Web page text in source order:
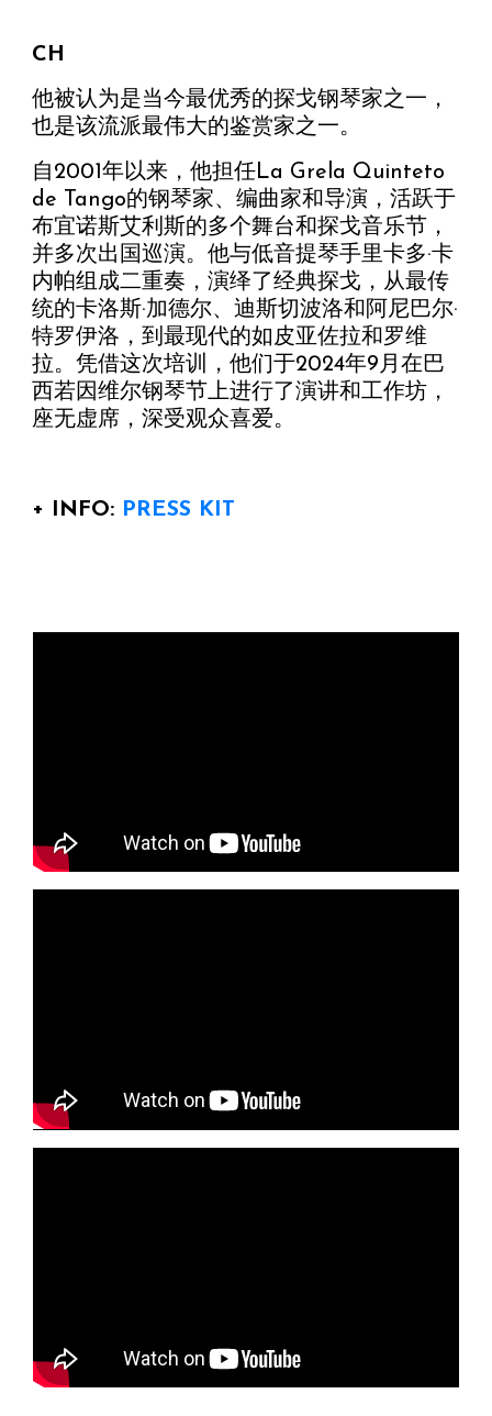
CH
他被认为是当今最优秀的探戈钢琴家之一，
也是该流派最伟大的鉴赏家之一。
自2001年以来，他担任La Grela Quinteto
de Tango的钢琴家、编曲家和导演，活跃于
布宜诺斯艾利斯的多个舞台和探戈音乐节，
并多次出国巡演。他与低音提琴手里卡多·卡
内帕组成二重奏，演绎了经典探戈，从最传
统的卡洛斯·加德尔、迪斯切波洛和阿尼巴尔·
特罗伊洛，到最现代的如皮亚佐拉和罗维
拉。凭借这次培训，他们于2024年9月在巴
西若因维尔钢琴节上进行了演讲和工作坊，
座无虚席，深受观众喜爱。
+ INFO: PRESS KIT